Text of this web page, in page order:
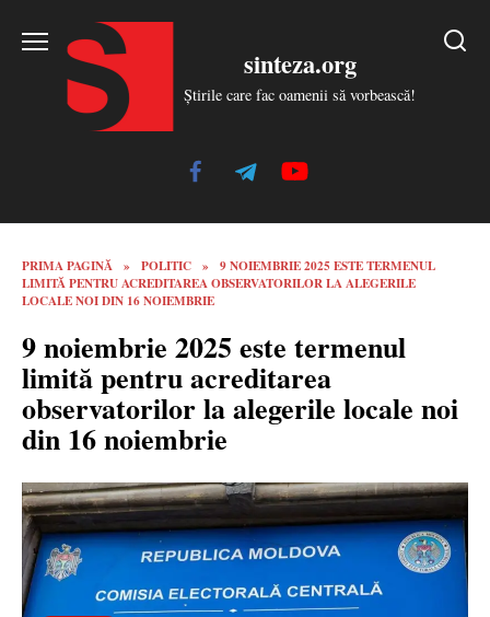
sinteza.org
Știrile care fac oamenii să vorbească!
PRIMA PAGINĂ » POLITIC »
9 NOIEMBRIE 2025 ESTE TERMENUL
LIMITĂ PENTRU ACREDITAREA OBSERVATORILOR LA ALEGERILE
LOCALE NOI DIN 16 NOIEMBRIE
9 noiembrie 2025 este termenul
limită pentru acreditarea
observatorilor la alegerile locale noi
din 16 noiembrie